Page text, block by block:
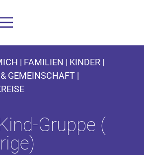
| FAMILIEN | KINDER |
GEMEINSCHAFT |
Gruppe (